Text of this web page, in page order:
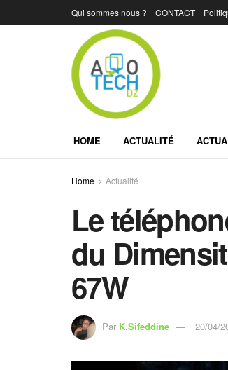
Qui sommes nous ? CONTACT
HOME ACTUALITÉ
Home Actualité
Le
du
67W
Par K.Sifeddine 20/04/